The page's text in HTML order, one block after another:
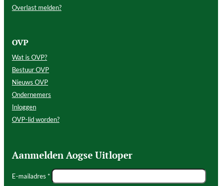
Overlast melden?
OVP
Wat is OVP?
Bestuur OVP
Nieuws OVP
Ondernemers
Inloggen
OVP-lid worden?
Aanmelden Aogse Uitloper
E-mailadres *